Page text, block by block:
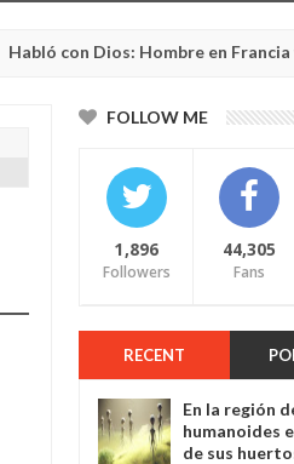
Dios: Hombre en Francia volvió
FOLLOW ME
1,896
Followers
44,305
Fans
RECENT
En la región
humanoides
de sus